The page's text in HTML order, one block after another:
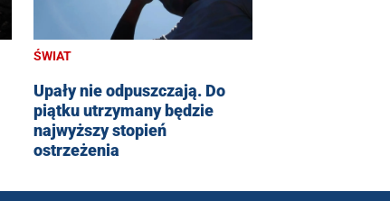
ŚWIAT
Upały nie odpuszczają. Do
piątku utrzymany będzie
najwyższy stopień
ostrzeżenia